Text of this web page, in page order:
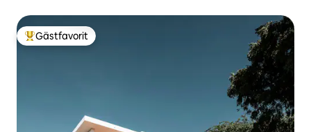
Populär gästfavorit
Gästfavorit